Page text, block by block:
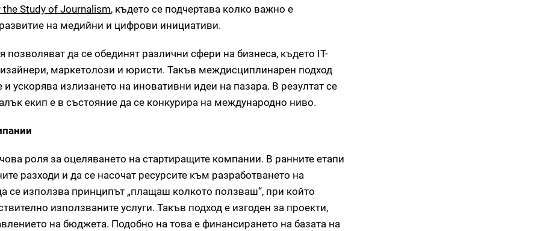
Study of Journalism, където се подчертава колко важно е
на медийни и цифрови инициативи.
да се обединят различни сфери на бизнеса, където IT-
маркетолози и юристи. Такъв междисциплинарен подход
ускорява излизането на иновативни идеи на пазара. В резултат се
екип е в състояние да се конкурира на международно ниво.
роля за оцеляването на стартиращите компании. В ранните етапи
разходи и да се насочат ресурсите към разработването на
се използва принципът „плащаш колкото ползваш“, при който
използваните услуги. Такъв подход е изгоден за проекти,
на бюджета. Подобно на това е финансирането на базата на